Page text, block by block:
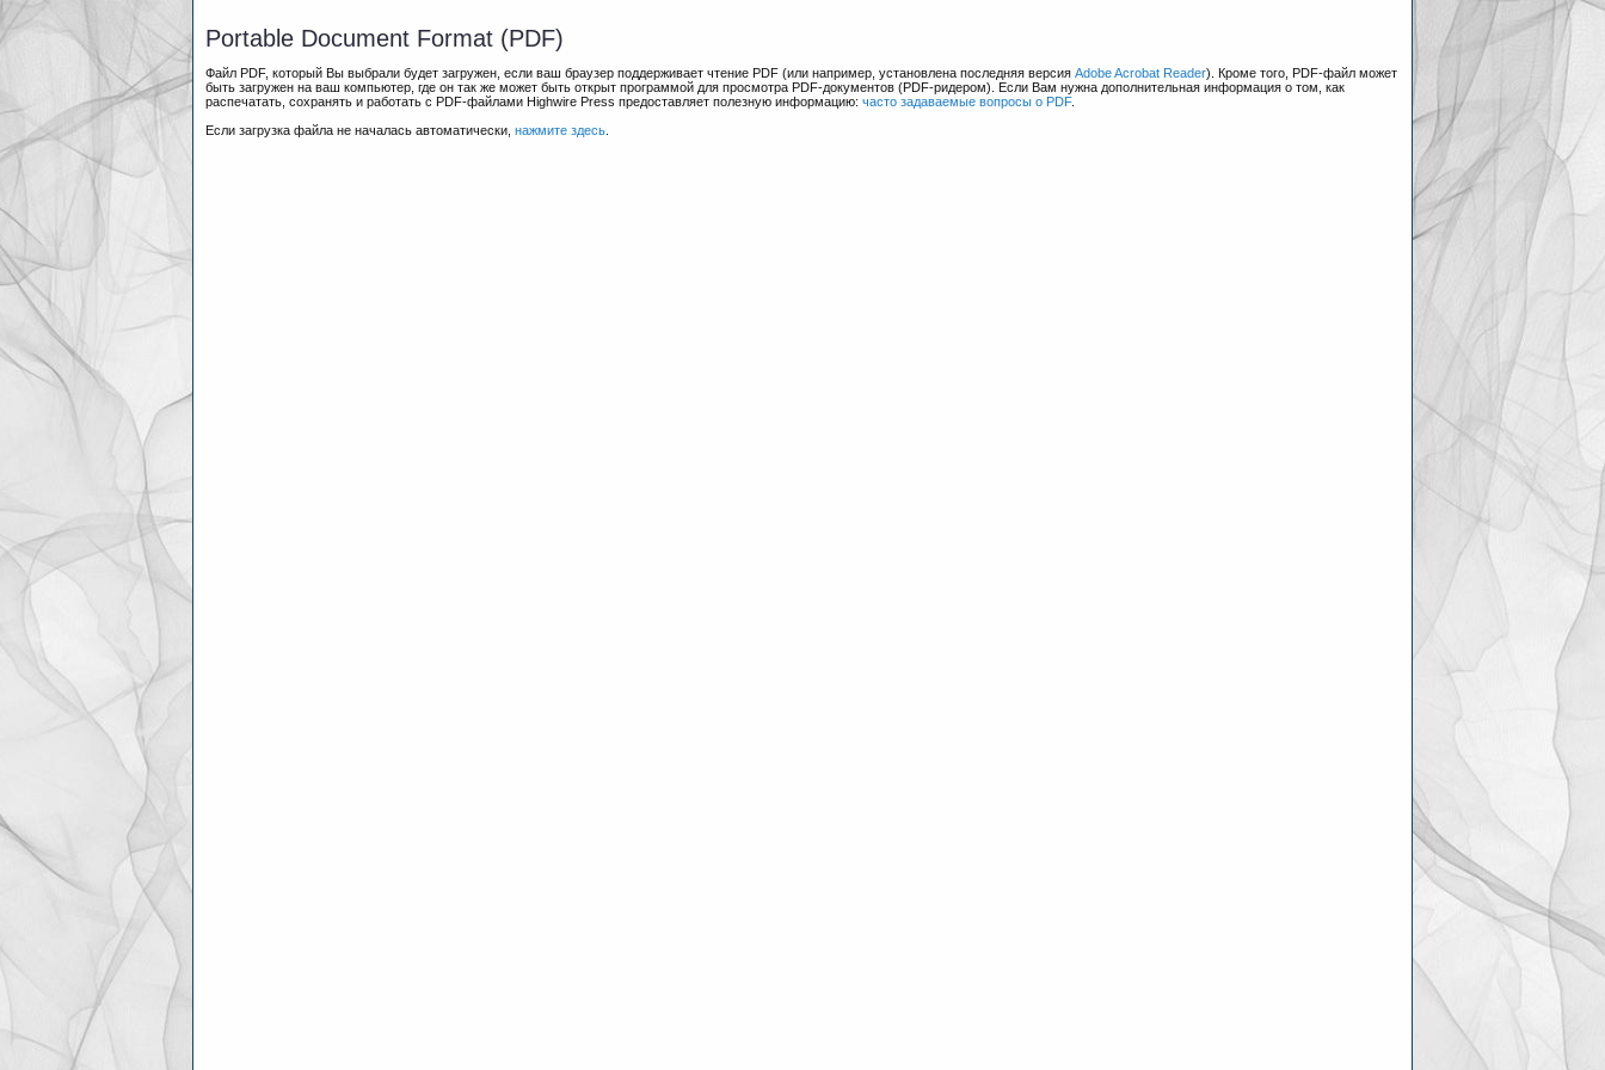
Portable Document Format (PDF)
Файл PDF, который Вы выбрали будет загружен, если ваш браузер поддерживает чтение PDF (или например, установлена последняя версияAdobe Acrobat Reader). Кроме того, PDF-файл может
быть загружен на ваш компьютер, где он так же может быть открыт программой для просмотра PDF-документов (PDF-ридером). Если Вам нужна дополнительная информация о том, как
распечатать, сохранять и работать с PDF-файлами Highwire Press предоставляет полезную информацию:часто задаваемые вопросы о PDF.
Если загрузка файла не началась автоматически,нажмите здесь